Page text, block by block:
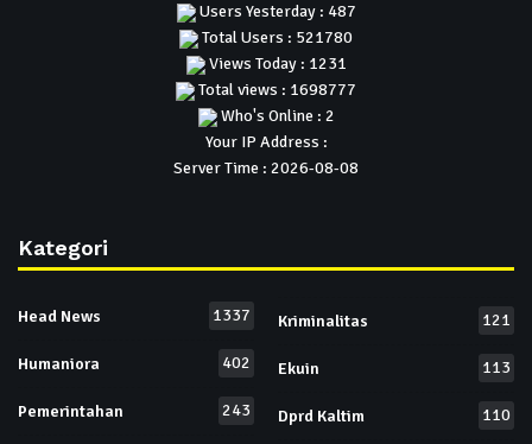
Users Yesterday : 487
Total Users : 521780
Views Today : 1231
Total views : 1698777
Who's Online : 2
Your IP Address :
Server Time : 2026-08-08
Kategori
Head News 1337
Humaniora 402
Pemerintahan 243
Kriminalitas 121
Ekuin 113
Dprd Kaltim 110